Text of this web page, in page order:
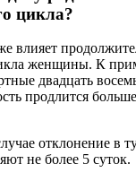
цикла?
влияет
женщины. К
двадцать
продлится
отклонение в
не более 5 суток.